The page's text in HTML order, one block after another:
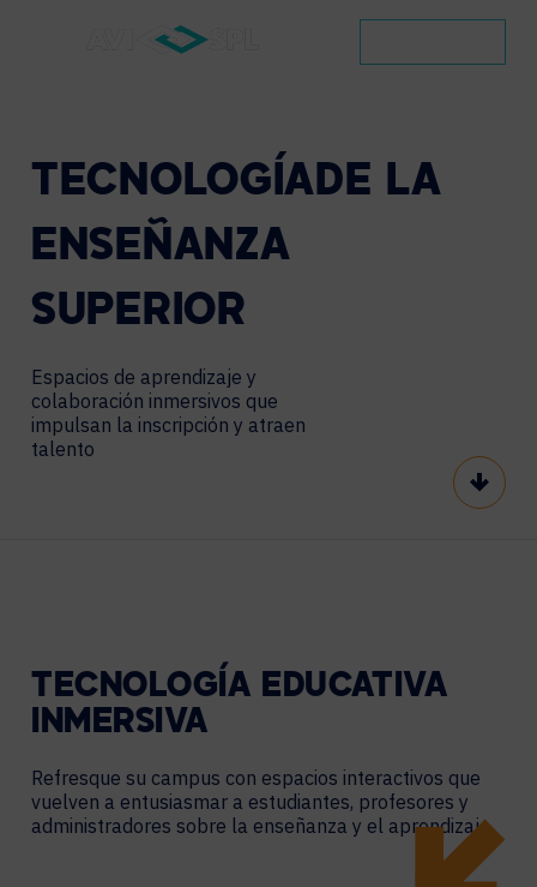
TECNOLOGÍADE LA
ENSEÑANZA
SUPERIOR
Espacios de aprendizaje y
colaboración inmersivos que
impulsan la inscripción y atraen
talento
Scroll
TECNOLOGÍA EDUCATIVA
INMERSIVA
Refresque su campus con espacios interactivos que
vuelven a entusiasmar a estudiantes, profesores y
administradores sobre la enseñanza y el aprendizaje.